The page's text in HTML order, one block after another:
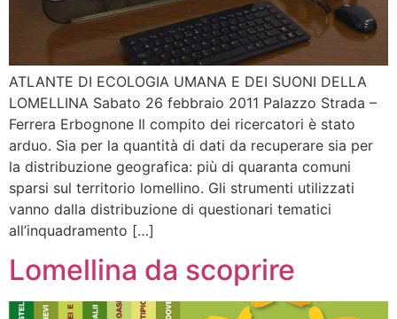
ATLANTE DI ECOLOGIA UMANA E DEI SUONI DELLA
LOMELLINA Sabato 26 febbraio 2011 Palazzo Strada –
Ferrera Erbognone Il compito dei ricercatori è stato
arduo. Sia per la quantità di dati da recuperare sia per
la distribuzione geografica: più di quaranta comuni
sparsi sul territorio lomellino. Gli strumenti utilizzati
vanno dalla distribuzione di questionari tematici
all’inquadramento […]
Lomellina da scoprire